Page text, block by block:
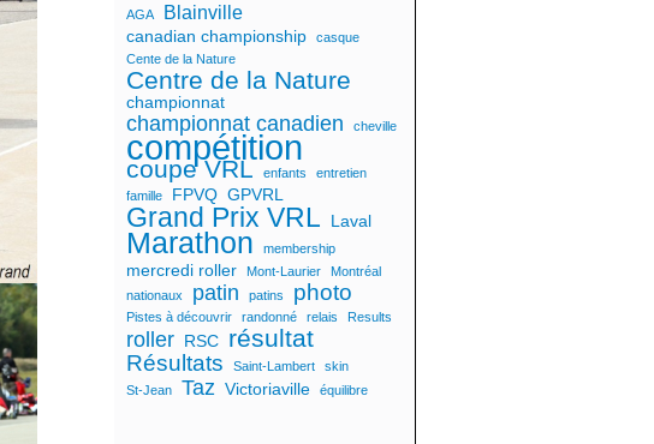
AGA
Blainville
canadian championship
casque
Cente de la Nature
Centre de la Nature
championnat
championnat canadien cheville
compétition
coupe VRL enfants
entretien
famille
FPVQ GPVRL
Grand Prix VRL Laval
Marathon membership
mercredi roller Mont-Laurier
Montréal
nationaux
patin patins photo
Pistes à découvrir randonné relais Results
roller RSC résultat
Résultats Saint-Lambert
skin
St-Jean
Taz Victoriaville équilibre